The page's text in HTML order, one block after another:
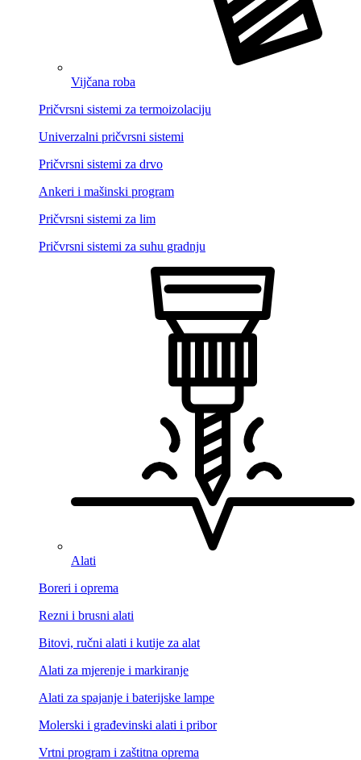
Vijčana roba
Pričvrsni sistemi za termoizolaciju
Univerzalni pričvrsni sistemi
Pričvrsni sistemi za drvo
Ankeri i mašinski program
Pričvrsni sistemi za lim
Pričvrsni sistemi za suhu gradnju
Alati
Boreri i oprema
Rezni i brusni alati
Bitovi, ručni alati i kutije za alat
Alati za mjerenje i markiranje
Alati za spajanje i baterijske lampe
Molerski i građevinski alati i pribor
Vrtni program i zaštitna oprema